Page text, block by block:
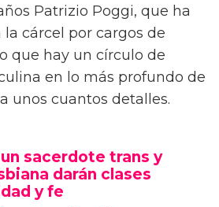
Patrizio Poggi, que ha
la cárcel por cargos de
que hay un círculo de
en lo más profundo de
unos cuantos detalles.
sacerdote trans y
darán clases
y fe